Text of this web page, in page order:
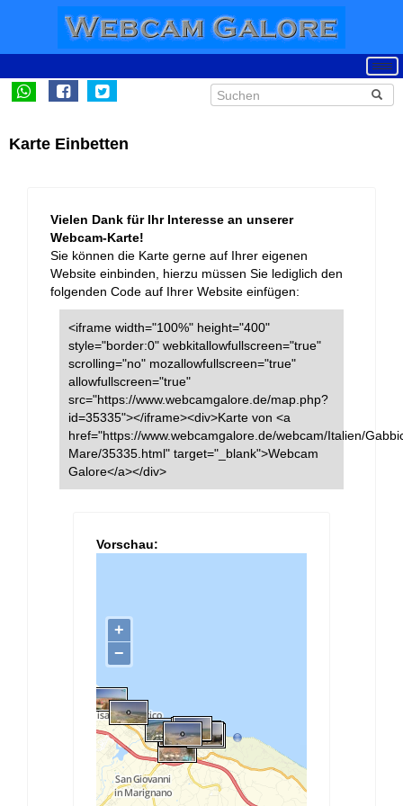
Karte Einbetten
Vielen Dank für Ihr Interesse an unserer
Webcam-Karte!
Sie können die Karte gerne auf Ihrer eigenen
Website einbinden, hierzu müssen Sie lediglich den
folgenden Code auf Ihrer Website einfügen:
<iframe width="100%" height="400"
style="border:0" webkitallowfullscreen="true"
scrolling="no" mozallowfullscreen="true"
allowfullscreen="true"
src="https://www.webcamgalore.de/map.php?
id=35335"></iframe><div>Karte von <a
href="https://www.webcamgalore.de/webcam/Italien/
Mare/35335.html" target="_blank">Webcam
Galore</a></div>
Vorschau: